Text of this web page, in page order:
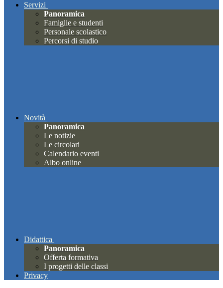
Servizi
Panoramica
Famiglie e studenti
Personale scolastico
Percorsi di studio
Novità
Panoramica
Le notizie
Le circolari
Calendario eventi
Albo online
Didattica
Panoramica
Offerta formativa
I progetti delle classi
Privacy